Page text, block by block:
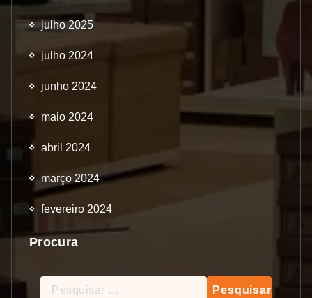
julho 2025
julho 2024
junho 2024
maio 2024
abril 2024
março 2024
fevereiro 2024
Procura
Pesquisar